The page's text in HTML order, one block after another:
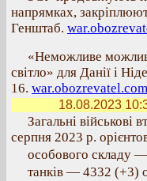
напрямках,
Генштаб.
«Неможливе
світло» для Данії і
16. war.obozrevatel.com
18.08.2023
Загальні військові
серпня 2023 р.
особового складу
танків — 4332 (+3)